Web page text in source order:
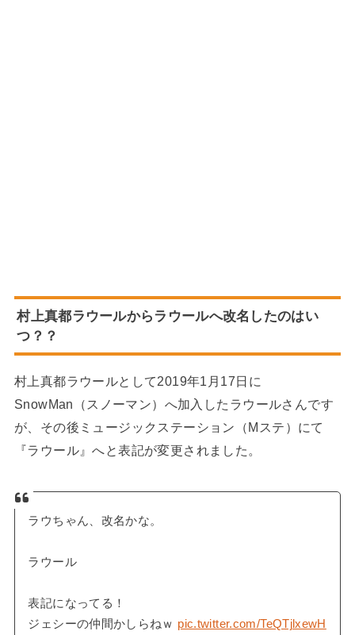
村上真都ラウールからラウールへ改名したのはい
つ？？
村上真都ラウールとして2019年1月17日に
SnowMan（スノーマン）へ加入したラウールさんです
が、その後ミュージックステーション（Mステ）にて
『ラウール』へと表記が変更されました。
ラウちゃん、改名かな。
ラウール
表記になってる！
ジェシーの仲間かしらねｗ pic.twitter.com/TeQTjlxewH